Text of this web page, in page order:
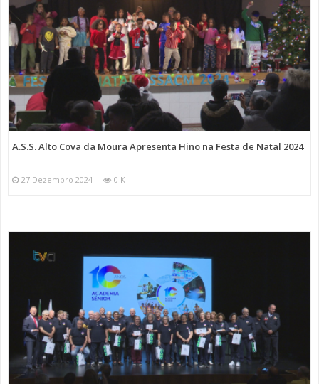
A.S.S. Alto Cova da Moura Apresenta Hino na Festa de Natal 2024
27 Dezembro 2024 0 K